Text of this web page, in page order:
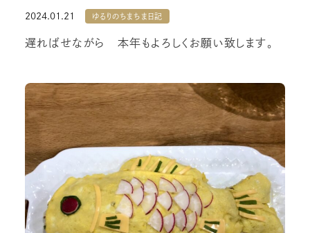
2024.01.21 ゆるりのちまちま日記
遅ればせながら 本年もよろしくお願い致します。